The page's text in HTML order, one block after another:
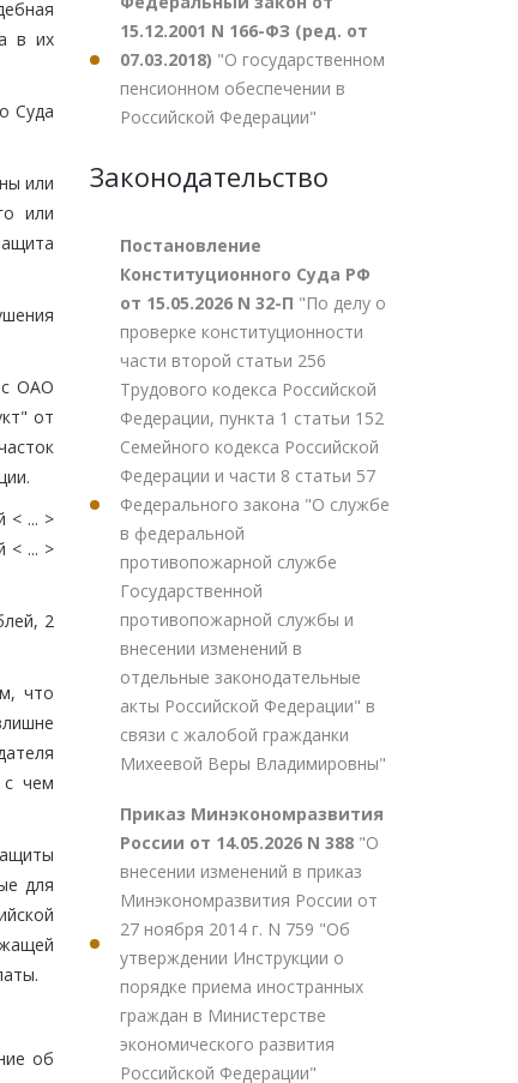
в их
Суда
или
или
с ОАО
от
< ... >
< ... >
2
что
с чем
для
об
15.12.2001 N 166-ФЗ (ред. от
07.03.2018) "О государственном
пенсионном обеспечении в
Российской Федерации"
Законодательство
Постановление
Конституционного Суда РФ
от 15.05.2026 N 32-П "По делу о
проверке конституционности
части второй статьи 256
Трудового кодекса Российской
Федерации, пункта 1 статьи 152
Семейного кодекса Российской
Федерации и части 8 статьи 57
Федерального закона "О службе
в федеральной
противопожарной службе
Государственной
противопожарной службы и
внесении изменений в
отдельные законодательные
акты Российской Федерации" в
связи с жалобой гражданки
Михеевой Веры Владимировны"
Приказ Минэкономразвития
России от 14.05.2026 N 388 "О
внесении изменений в приказ
Минэкономразвития России от
27 ноября 2014 г. N 759 "Об
утверждении Инструкции о
порядке приема иностранных
граждан в Министерстве
экономического развития
Российской Федерации"